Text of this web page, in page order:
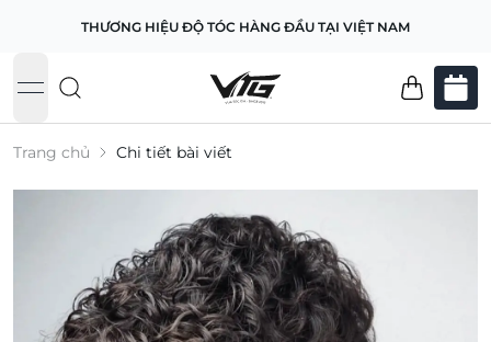
THƯƠNG HIỆU ĐỘ TÓC HÀNG ĐẦU TẠI VIỆT NAM
open navigation menu
Trang chủ Chi tiết bài viết